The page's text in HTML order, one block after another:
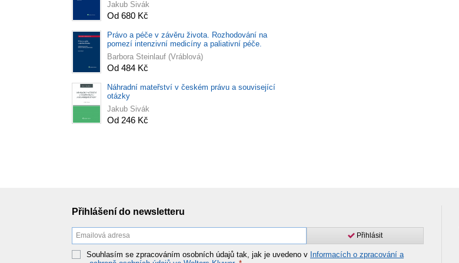
Jakub Sivák
Od 680 Kč
Právo a péče v závěru života. Rozhodování na
pomezí intenzivní medicíny a paliativní péče.
Barbora Steinlauf (Vráblová)
Od 484 Kč
Náhradní mateřství v českém právu a související
otázky
Jakub Sivák
Od 246 Kč
Přihlášení do newsletteru
Přihlásit
Souhlasím se zpracováním osobních údajů tak, jak je uvedeno v Informacích o zpracování a